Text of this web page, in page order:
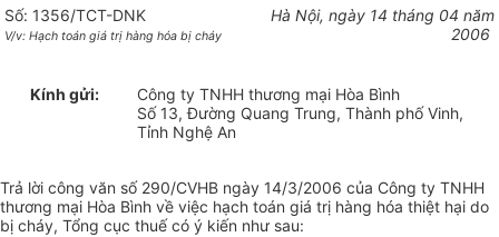
Số: 1356/TCT-DNK
V/v: Hạch toán giá trị hàng hóa bị cháy
Hà Nội, ngày 14 tháng 04 năm
2006
Kính gửi:
Công ty TNHH thương mại Hòa Bình
Số 13, Đường Quang Trung, Thành phố Vinh,
Tỉnh Nghệ An
Trả lời công văn số 290/CVHB ngày 14/3/2006 của Công ty TNHH
thương mại Hòa Bình về việc hạch toán giá trị hàng hóa thiệt hại do
bị cháy, Tổng cục thuế có ý kiến như sau: